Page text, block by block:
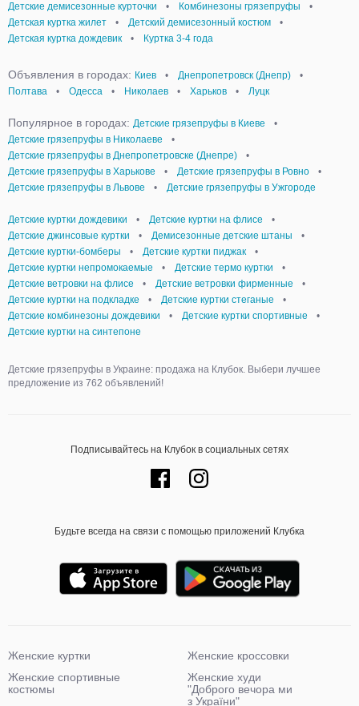
Детские демисезонные курточки
• Комбинезоны грязепруфы
•
Детская куртка жилет
• Детский демисезонный костюм
•
Детская куртка дождевик
• Куртка 3-4 года
Объявления в городах: Киев • Днепропетровск (Днепр)
•
Полтава
• Одесса • Николаев • Харьков • Луцк
Популярное в городах: Детские грязепруфы в Киеве
•
Детские грязепруфы в Николаеве
•
Детские грязепруфы в Днепропетровске (Днепре)
•
Детские грязепруфы в Харькове
• Детские грязепруфы в Ровно
•
Детские грязепруфы в Львове
• Детские грязепруфы в Ужгороде
Детские куртки дождевики • Детские куртки на флисе
•
Детские джинсовые куртки
• Демисезонные детские штаны
•
Детские куртки-бомберы
• Детские куртки пиджак
•
Детские куртки непромокаемые
• Детские термо куртки
•
Детские ветровки на флисе
• Детские ветровки фирменные
•
Детские куртки на подкладке
• Детские куртки стеганые
•
Детские комбинезоны дождевики
• Детские куртки спортивные
•
Детские куртки на синтепоне
Детские грязепруфы в Украине: продажа на Клубок. Выбери лучшее
предложение из 762 объявлений!
Подписывайтесь на Клубок в социальных сетях
Будьте всегда на связи с помощью приложений Клубка
Женские куртки
Женские спортивные
костюмы
Женские кроссовки
Женские худи
"Доброго вечора ми
з України"